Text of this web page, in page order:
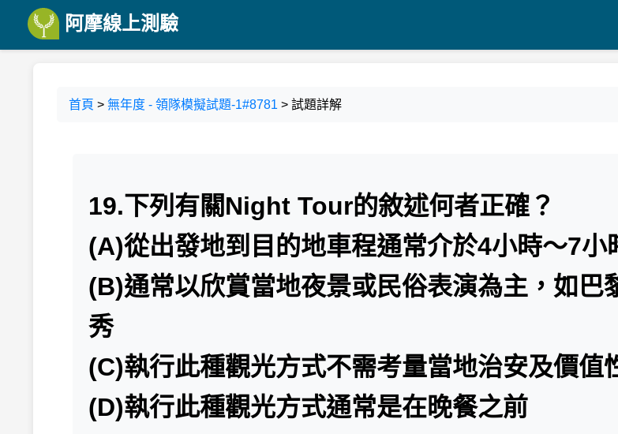
阿摩線上測驗
首頁 > 無年度 - 領隊模擬試題-1#8781 > 試題詳解
19.下列有關Night Tour的敘述何者正確？
(A)從出發地到目的地車程通常介於4小時～7
(B)通常以欣賞當地夜景或民俗表演為主，如巴
秀
(C)執行此種觀光方式不需考量當地治安及價
(D)執行此種觀光方式通常是在晚餐之前